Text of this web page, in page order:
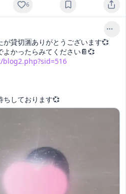
6
が貸切🈵ありがとうございます💞
ちしております💞